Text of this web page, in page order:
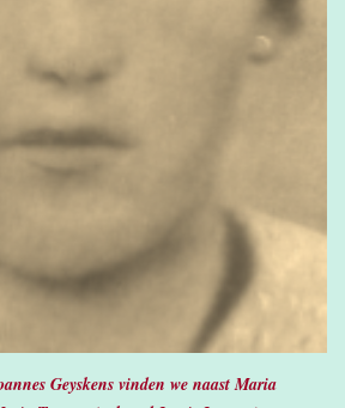
Geyskens vinden we naast Maria